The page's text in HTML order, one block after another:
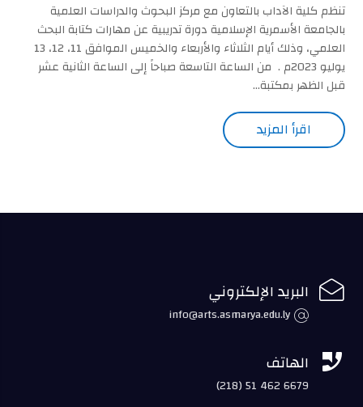
تنظم كلية الآداب بالتعاون مع مركز البحوث والدراسات العلمية
بالجامعة الأسمرية الإسلامية دورة تدريبية عن مهارات كتابة البحث
العلمي، وذلك أيام الثلاثاء والأربعاء والخميس الموافق 11، 12، 13
يوليو 2023م . من الساعة التاسعة صباحاً إلى الساعة الثانية عشر
قبل الظهر بمكتبة...
اقرأ المزيد
 البريد الإلكتروني
info@arts.asmarya.edu.ly
 الهاتف
(218) 51 462 6679